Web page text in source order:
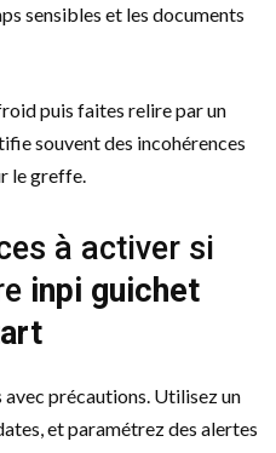
sensibles et les documents
puis faites relire par un
souvent des incohérences
le greffe.
à activer si
inpi guichet
précautions. Utilisez un
et paramétrez des alertes